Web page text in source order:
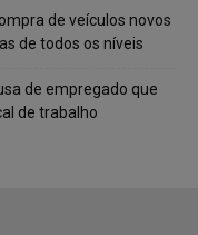
de veículos novos
de todos os níveis
de empregado que
de trabalho